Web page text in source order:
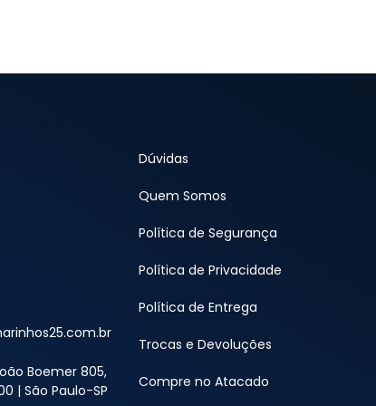
Boemer 805,
| São Paulo-SP
Dúvidas
Quem Somos
Política de Segurança
Política de Privacidade
Política de Entrega
Trocas e Devoluções
Compre no Atacado